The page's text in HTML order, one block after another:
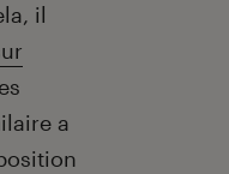
il
a